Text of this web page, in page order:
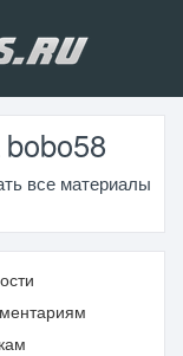
все материалы